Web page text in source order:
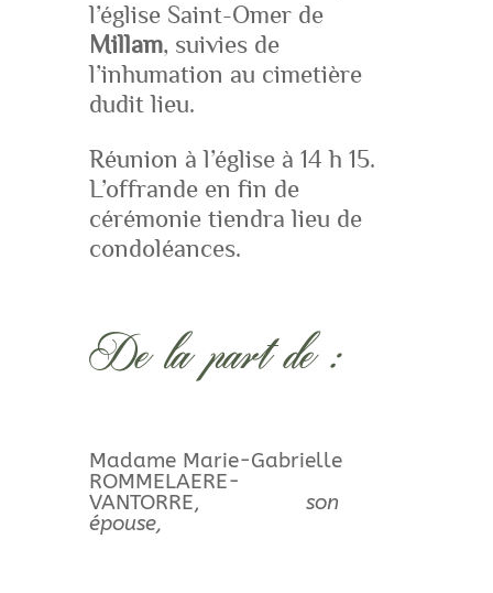
l’église Saint-Omer de
Millam, suivies de
l’inhumation au cimetière
dudit lieu.
Réunion à l’église à 14 h 15.
L’offrande en fin de
cérémonie tiendra lieu de
condoléances.
De la part de :
Madame Marie-Gabrielle
ROMMELAERE-
VANTORRE, son
épouse,